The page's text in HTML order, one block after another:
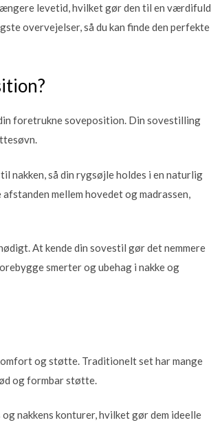
levetid, hvilket gør den til en værdifuld
overvejelser, så du kan finde den perfekte
foretrukne soveposition. Din sovestilling
nakken, så din rygsøjle holdes i en naturlig
mellem hovedet og madrassen,
At kende din sovestil gør det nemmere
smerter og ubehag i nakke og
og støtte. Traditionelt set har mange
og formbar støtte.
nakkens konturer, hvilket gør dem ideelle